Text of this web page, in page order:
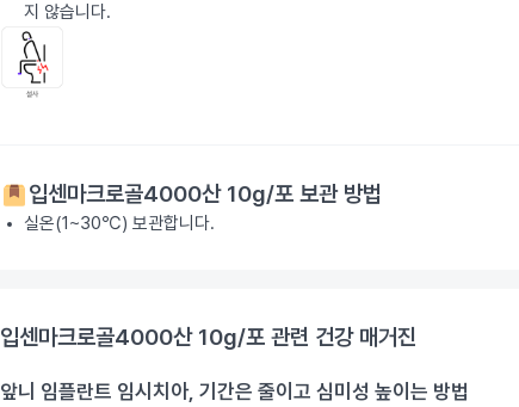
지 않습니다.
입센마크로골4000산 10g/포 보관 방법
실온(1~30℃) 보관합니다.
입센마크로골4000산 10g/포 관련 건강 매거진
앞니 임플란트 임시치아, 기간은 줄이고 심미성 높이는 방법